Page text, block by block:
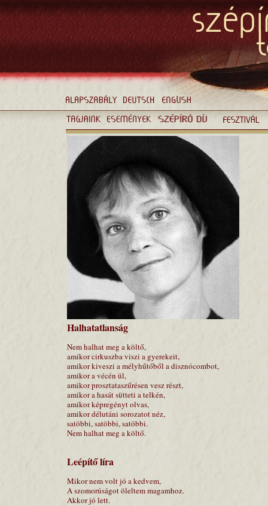
Halhatatlanság
Nem halhat meg a költő,
amikor cirkuszba viszi a gyerekeit,
amikor kiveszi a mélyhűtőből a disznócombot,
amikor a vécén ül,
amikor prosztataszűrésen vesz részt,
amikor a hasát sütteti a telkén,
amikor képregényt olvas,
amikor délutáni sorozatot néz,
satöbbi, satöbbi, satöbbi.
Nem halhat meg a költő.
Leépítő líra
Mikor nem volt jó a kedvem,
A szomorúságot öleltem magamhoz.
Akkor jó lett.